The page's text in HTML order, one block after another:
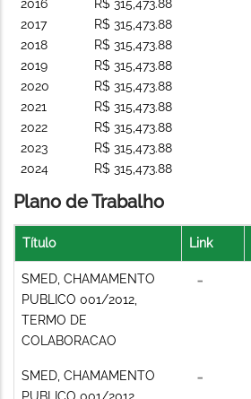
2016
2017
2018
2019
2020
2021
2022
2023
2024
R$ 315,473.88
R$ 315,473.88
R$ 315,473.88
R$ 315,473.88
R$ 315,473.88
R$ 315,473.88
R$ 315,473.88
R$ 315,473.88
R$ 315,473.88
Plano de Trabalho
Título Link
SMED, CHAMAMENTO
PUBLICO 001/2012,
TERMO DE
COLABORACAO
SMED, CHAMAMENTO